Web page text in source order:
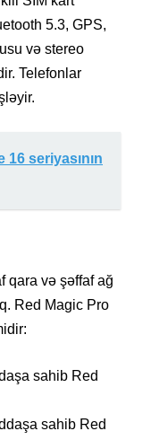
5.3, GPS,
və stereo
Telefonlar
16 seriyasının
qara və şəffaf ağ
Red Magic Pro
sahib Red
sahib Red